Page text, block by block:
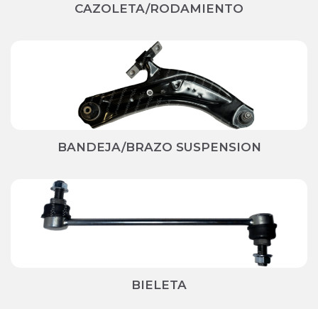
CAZOLETA/RODAMIENTO
BANDEJA/BRAZO SUSPENSION
BIELETA